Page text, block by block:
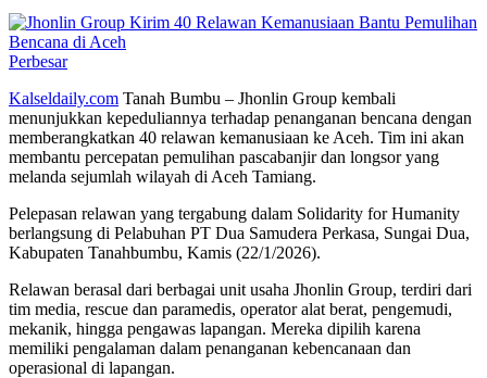
Perbesar
Kalseldaily.com Tanah Bumbu – Jhonlin Group kembali
menunjukkan kepeduliannya terhadap penanganan bencana dengan
memberangkatkan 40 relawan kemanusiaan ke Aceh. Tim ini akan
membantu percepatan pemulihan pascabanjir dan longsor yang
melanda sejumlah wilayah di Aceh Tamiang.
Pelepasan relawan yang tergabung dalam Solidarity for Humanity
berlangsung di Pelabuhan PT Dua Samudera Perkasa, Sungai Dua,
Kabupaten Tanahbumbu, Kamis (22/1/2026).
Relawan berasal dari berbagai unit usaha Jhonlin Group, terdiri dari
tim media, rescue dan paramedis, operator alat berat, pengemudi,
mekanik, hingga pengawas lapangan. Mereka dipilih karena
memiliki pengalaman dalam penanganan kebencanaan dan
operasional di lapangan.